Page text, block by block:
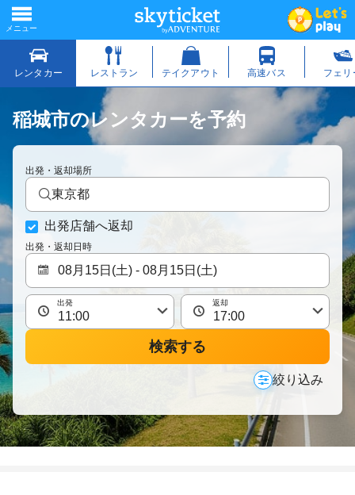
稲城市のレンタカーを予約
出発・返却場所
東京都
出発店舗へ返却
出発・返却日時
出発 返却
検索する
絞り込み